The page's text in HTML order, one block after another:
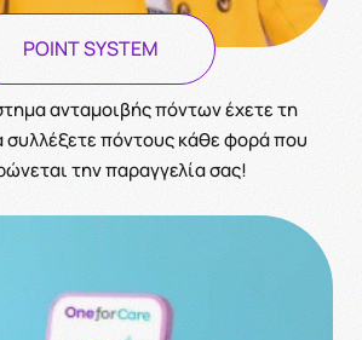
POINT SYSTEM
ανταμοιβής πόντων έχετε τη
συλλέξετε πόντους κάθε φορά που
την παραγγελία σας!